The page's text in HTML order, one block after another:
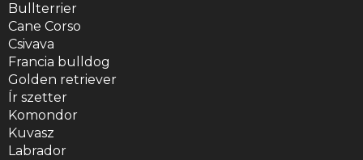
Bullterrier
Cane Corso
Csivava
Francia bulldog
Golden retriever
Ír szetter
Komondor
Kuvasz
Labrador